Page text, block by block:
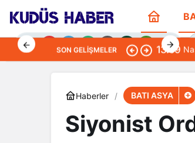
Gündüz Modu
SON GELIŞMELER 13:09
Haberler BATI ASYA
Siyonist